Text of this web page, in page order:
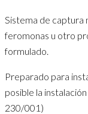
Sistema de captura
feromonas u otro
formulado.
Preparado para
posible la
230/001)